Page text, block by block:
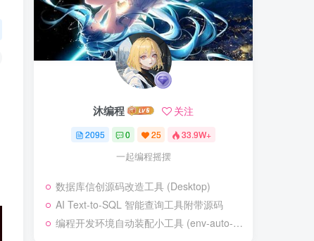
沐编程 关注
2095 0 25 33.9W+
一起编程摇摆
数据库信创源码改造工具 (Desktop)
AI Text-to-SQL 智能查询工具附带源码
编程开发环境自动装配小工具 (env-auto-setup)